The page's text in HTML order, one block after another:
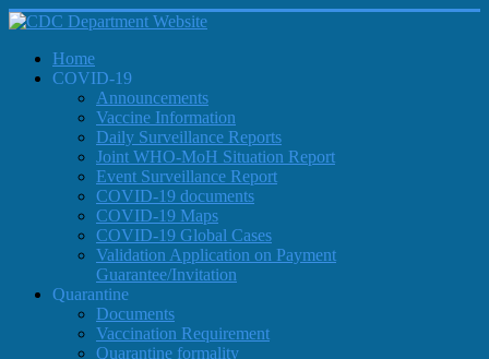
Home
COVID-19
Announcements
Vaccine Information
Daily Surveillance Reports
Joint WHO-MoH Situation Report
Event Surveillance Report
COVID-19 documents
COVID-19 Maps
COVID-19 Global Cases
Validation Application on Payment
Guarantee/Invitation
Quarantine
Documents
Vaccination Requirement
Quarantine formality